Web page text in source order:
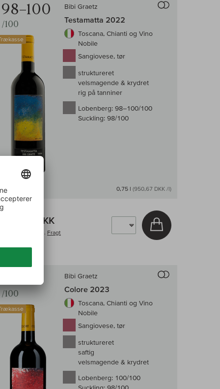
98–100
/100
Bibi Graetz
Testamatta 2022
Toscana, Chianti og Vino
Nobile
Sangiovese, tør
struktureret
velsmagende & krydret
rig på tanniner
Lobenberg: 98–100/100
Suckling: 98/100
0,75 l (950,67 DKK /l)
713,00 DKK
inkl. moms, Plus. Fragt
Læg i kurv
af vin
/100
Bibi Graetz
Colore 2023
Toscana, Chianti og Vino
Nobile
Sangiovese, tør
struktureret
saftig
velsmagende & krydret
Lobenberg: 100/100